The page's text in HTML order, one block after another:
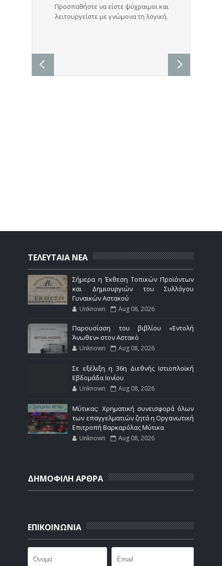
ΤΕΛΕΥΤΑΙΑ ΝΕΑ
Σήμερα η Έκθεση Τοπικών Προϊόντων
και Δημιουργιών του Συλλόγου
Γυναικών Αστακού
Unknown Aug 08, 2026
Παρουσίαση του βιβλίου «Εντολή
Άνωθεν» στον Αστακό
Unknown Aug 08, 2026
Σε εξέλιξη η 36η Διεθνής Ιστιοπλοϊκή
Εβδομάδα Ιονίου
Unknown Aug 08, 2026
Μύτικας: Χρηματική συνεισφορά όλων
των επαγγελματιών ζητά η Οργανωτική
Επιτροπή Βαρκαρόλας Μύτικα
Unknown Aug 08, 2026
ΔΗΜΟΦΙΛΗ ΑΡΘΡΑ
ΕΠΙΚΟΙΝΩΝΙΑ